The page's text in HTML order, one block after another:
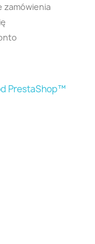
zamówienia
PrestaShop™